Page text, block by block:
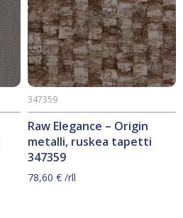
Raw Elegance – Origin
metalli, ruskea tapetti
347359
347359
78,60 € /rll